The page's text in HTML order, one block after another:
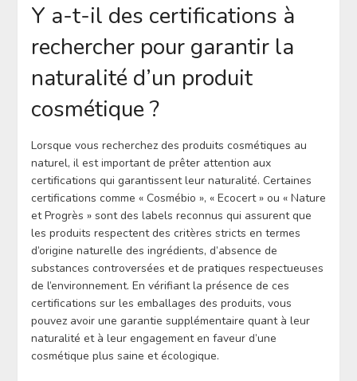
Y a-t-il des certifications à
rechercher pour garantir la
naturalité d’un produit
cosmétique ?
Lorsque vous recherchez des produits cosmétiques au
naturel, il est important de prêter attention aux
certifications qui garantissent leur naturalité. Certaines
certifications comme « Cosmébio », « Ecocert » ou « Nature
et Progrès » sont des labels reconnus qui assurent que
les produits respectent des critères stricts en termes
d’origine naturelle des ingrédients, d’absence de
substances controversées et de pratiques respectueuses
de l’environnement. En vérifiant la présence de ces
certifications sur les emballages des produits, vous
pouvez avoir une garantie supplémentaire quant à leur
naturalité et à leur engagement en faveur d’une
cosmétique plus saine et écologique.